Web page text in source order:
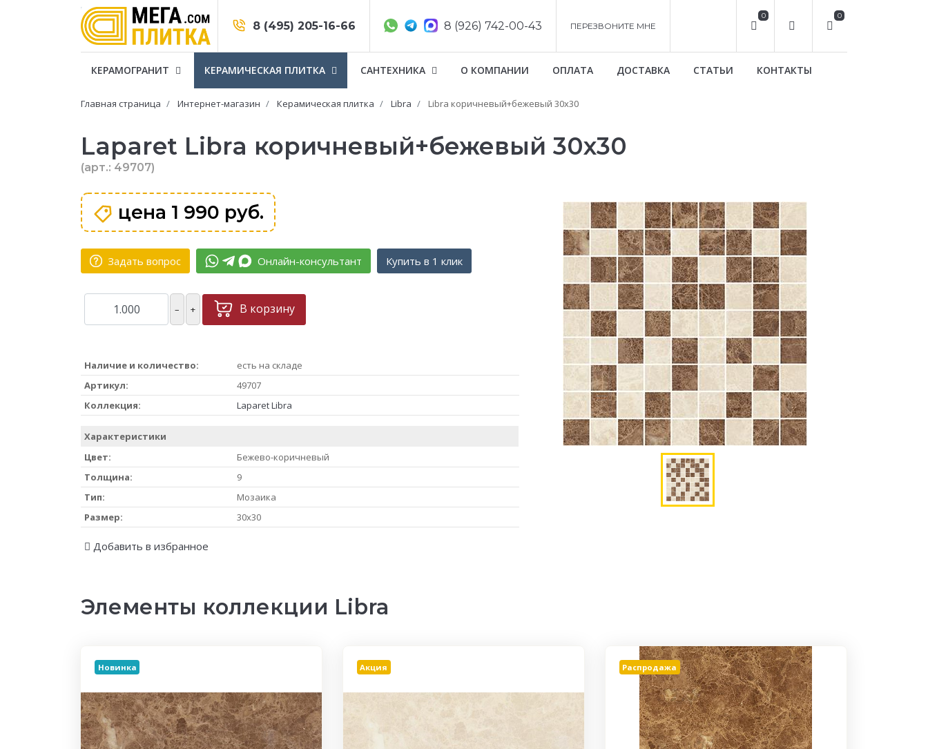
8 (495) 205-16-66 8 (926) 742-00-43 ПЕРЕЗВОНИТЕ МНЕ
0 0
КЕРАМОГРАНИТ КЕРАМИЧЕСКАЯ ПЛИТКА САНТЕХНИКА О КОМПАНИИ ОПЛАТА ДОСТАВКА СТАТЬИ КОНТАКТЫ
Главная страница Интернет-магазин Керамическая плитка Libra Libra коричневый+бежевый 30х30
Laparet Libra коричневый+бежевый 30х30
(арт.: 49707)
цена 1 990 руб.
Задать вопрос Онлайн-консультант Купить в 1 клик
– + В корзину
Наличие и количество:
есть на складе
Артикул:
49707
Коллекция:
Laparet Libra
Характеристики
Цвет:
Бежево-коричневый
Толщина:
9
Тип:
Мозаика
Размер:
30x30
Добавить в избранное
Элементы коллекции Libra
Новинка Акция Распродажа